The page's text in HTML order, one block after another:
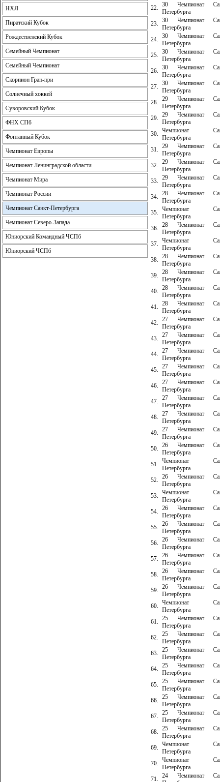
НХЛ
Пиратский Кубок
Рождественский Кубок
Семейный Чемпионат
Семейный Чемпионат
Скорпион Гран-при
Солнечный хоккей
Суворовский Кубок
ФНХ СПб
Фонтанный Кубок
Чемпионат Европы
Чемпионат Ленинградской области
Чемпионат Мира
Чемпионат России
Чемпионат Санкт-Петербурга
Чемпионат Северо-Запада
Юниорский Командный ЧСПб
Юниорский ЧСПб
22.
30 Чемпионат
Петербурга
23.
30 Чемпионат
Петербурга
24.
30 Чемпионат
Петербурга
25.
30 Чемпионат
Петербурга
26.
30 Чемпионат
Петербурга
27.
30 Чемпионат
Петербурга
28.
29 Чемпионат
Петербурга
29.
29 Чемпионат
Петербурга
30.
Чемпионат
Петербурга
31.
29 Чемпионат
Петербурга
32.
29 Чемпионат
Петербурга
33.
29 Чемпионат
Петербурга
34.
28 Чемпионат
Петербурга
35.
Чемпионат
Петербурга
36.
28 Чемпионат
Петербурга
37.
Чемпионат
Петербурга
38.
28 Чемпионат
Петербурга
39.
28 Чемпионат
Петербурга
40.
28 Чемпионат
Петербурга
41.
28 Чемпионат
Петербурга
42.
27 Чемпионат
Петербурга
43.
27 Чемпионат
Петербурга
44.
27 Чемпионат
Петербурга
45.
27 Чемпионат
Петербурга
46.
27 Чемпионат
Петербурга
47.
27 Чемпионат
Петербурга
48.
27 Чемпионат
Петербурга
49.
27 Чемпионат
Петербурга
50.
26 Чемпионат
Петербурга
51.
Чемпионат
Петербурга
52.
26 Чемпионат
Петербурга
53.
Чемпионат
Петербурга
54.
26 Чемпионат
Петербурга
55.
26 Чемпионат
Петербурга
56.
26 Чемпионат
Петербурга
57.
26 Чемпионат
Петербурга
58.
26 Чемпионат
Петербурга
59.
26 Чемпионат
Петербурга
60.
Чемпионат
Петербурга
61.
25 Чемпионат
Петербурга
62.
25 Чемпионат
Петербурга
63.
25 Чемпионат
Петербурга
64.
25 Чемпионат
Петербурга
65.
25 Чемпионат
Петербурга
66.
25 Чемпионат
Петербурга
67.
25 Чемпионат
Петербурга
68.
25 Чемпионат
Петербурга
69.
Чемпионат
Петербурга
70.
Чемпионат
Петербурга
71.
24 Чемпионат